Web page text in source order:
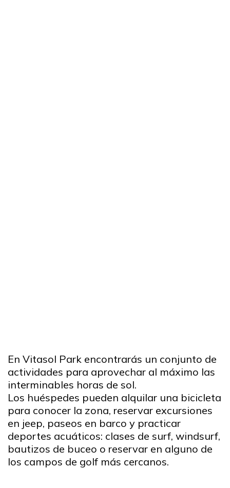
En Vitasol Park encontrarás un conjunto de
actividades para aprovechar al máximo las
interminables horas de sol.
Los huéspedes pueden alquilar una bicicleta
para conocer la zona, reservar excursiones
en jeep, paseos en barco y practicar
deportes acuáticos: clases de surf, windsurf,
bautizos de buceo o reservar en alguno de
los campos de golf más cercanos.